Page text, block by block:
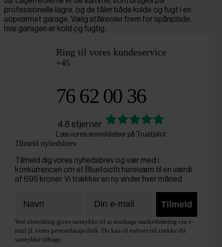
professionelle lagre, og de tåler både kulde og fugt i en
uopvarmet garage. Vælg stålreoler frem for spånplade,
hvis garagen er kold og fugtig.
Ring til vores kundeservice
+45
76 62 00 36
4.8 stjerner
Læs vores anmeldelser på Trustpilot
Tilmeld nyhedsbrev
Tilmeld dig vores nyhedsbrev og vær med i
konkurrencen om et Bluetooth høreværn til en værdi
af 695 kroner. Vi trækker en ny vinder hver måned.
Tilmeld
Ved tilmelding gives samtykke til at modtage markedsføring via e-
mail jf. vores persondatapolitik. Du kan til enhver tid trække dit
samtykke tilbage.